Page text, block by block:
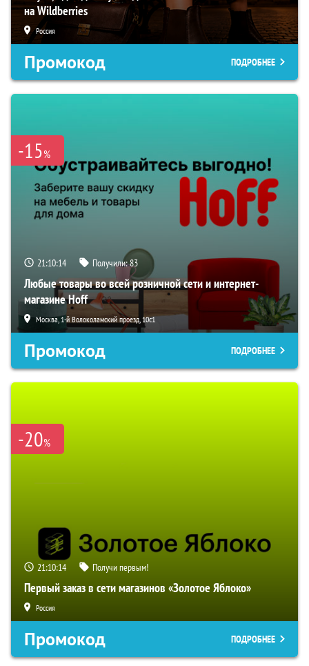
на Wildberries
Россия
Промокод ПОДРОБНЕЕ
-15%
21:10:13 Получили:83
Любые товары во всей розничной сети и интернет-
магазине Hoff
Москва, 1-й Волоколамский проезд, 10с1
Промокод ПОДРОБНЕЕ
-20%
21:10:13 Получи первым!
Первый заказ в сети магазинов «Золотое Яблоко»
Россия
Промокод ПОДРОБНЕЕ